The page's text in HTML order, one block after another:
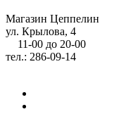
Магазин Цеппелин
ул. Крылова, 4
11-00 до 20-00
тел.: 286-09-14